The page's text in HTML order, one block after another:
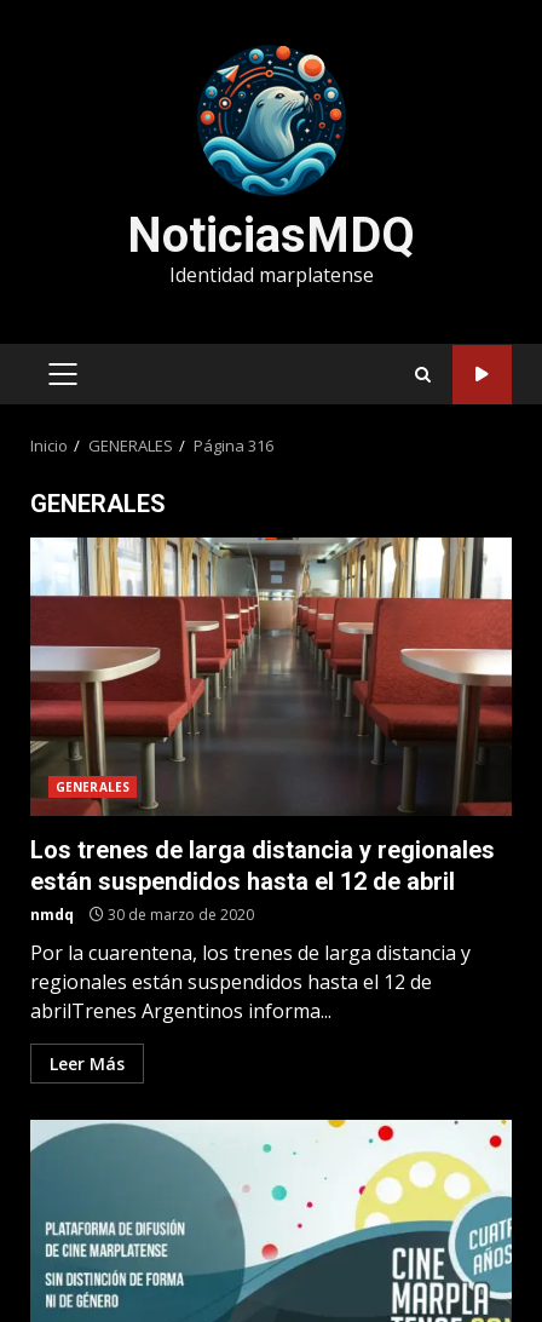
NoticiasMDQ
Identidad marplatense
MENÚ
Inicio GENERALES Página 316
GENERALES
GENERALES
Los trenes de larga distancia y regionales
están suspendidos hasta el 12 de abril
nmdq 30 de marzo de 2020
Por la cuarentena, los trenes de larga distancia y
regionales están suspendidos hasta el 12 de
abrilTrenes Argentinos informa...
Leer Más